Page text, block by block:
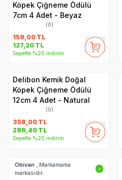
Köpek Çiğneme Ödülü
7cm 4 Adet - Beyaz
(0)
159,00 TL
127,20 TL
Sepette %20 indirim
Delibon Kemik Doğal
Köpek Çiğneme Ödülü
12cm 4 Adet - Natural
(0)
358,00 TL
286,40 TL
Sepette %20 indirim
Obivan , Markamama
markasıdır.
✓